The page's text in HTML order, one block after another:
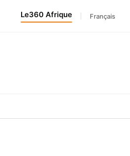
Le360 Afrique Français